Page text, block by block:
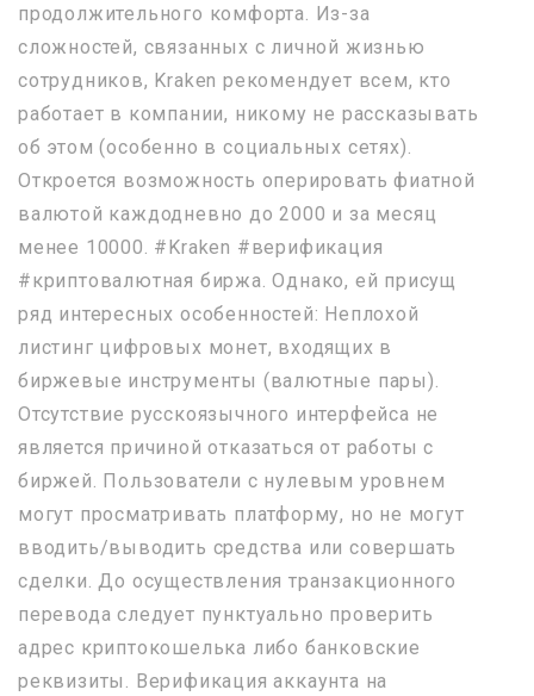
продолжительного комфорта. Из-за
сложностей, связанных с личной жизнью
сотрудников, Kraken рекомендует всем, кто
работает в компании, никому не рассказывать
об этом (особенно в социальных сетях).
Откроется возможность оперировать фиатной
валютой каждодневно до 2000 и за месяц
менее 10000. #Kraken #верификация
#криптовалютная биржа. Однако, ей присущ
ряд интересных особенностей: Неплохой
листинг цифровых монет, входящих в
биржевые инструменты (валютные пары).
Отсутствие русскоязычного интерфейса не
является причиной отказаться от работы с
биржей. Пользователи с нулевым уровнем
могут просматривать платформу, но не могут
вводить/выводить средства или совершать
сделки. До осуществления транзакционного
перевода следует пунктуально проверить
адрес криптокошелька либо банковские
реквизиты. Верификация аккаунта на